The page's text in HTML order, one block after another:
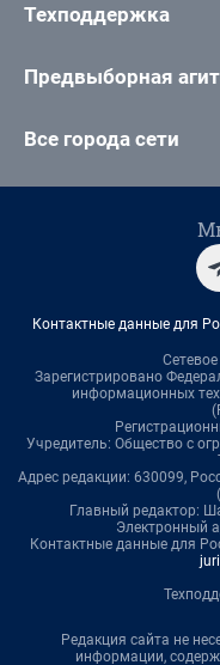
Техподдержка
Предвыборная
Все города сети
Контактные данные для
Зарегистрировано
информационных
Учредитель: Общество с
Адрес редакции: 630099,
Главный редактор:
Электронный
Контактные данные для
Редакция сайта не
информации,